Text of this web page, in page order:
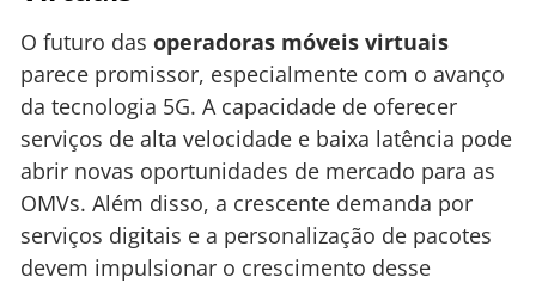
O futuro das operadoras móveis virtuais
parece promissor, especialmente com o avanço
da tecnologia 5G. A capacidade de oferecer
serviços de alta velocidade e baixa latência pode
abrir novas oportunidades de mercado para as
OMVs. Além disso, a crescente demanda por
serviços digitais e a personalização de pacotes
devem impulsionar o crescimento desse